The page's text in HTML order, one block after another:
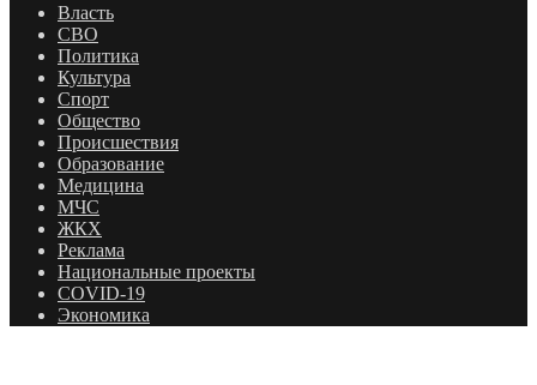
Власть
СВО
Политика
Культура
Спорт
Общество
Происшествия
Образование
Медицина
МЧС
ЖКХ
Реклама
Национальные проекты
COVID-19
Экономика